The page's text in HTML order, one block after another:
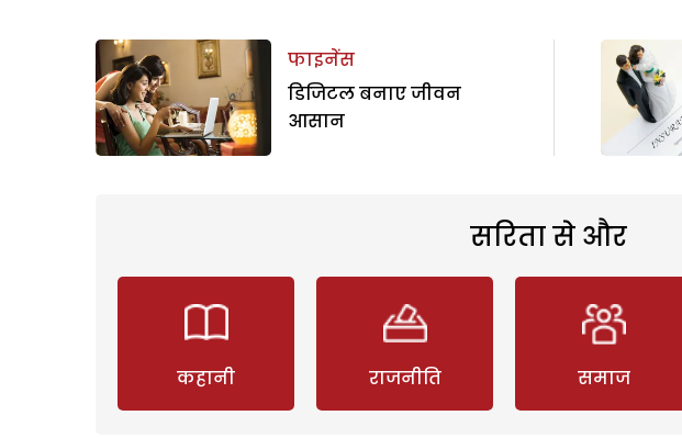
फाइनेंस
डिजिटल बनाए जीवन
आसान
सरिता से और
कहानी राजनीति समाज